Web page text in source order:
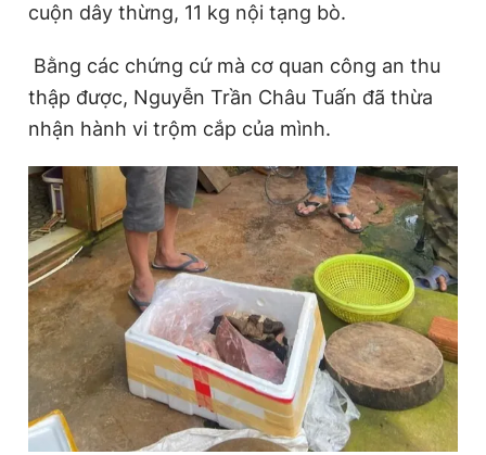
cuộn dây thừng, 11 kg nội tạng bò.
Bằng các chứng cứ mà cơ quan công an thu
thập được, Nguyễn Trần Châu Tuấn đã thừa
nhận hành vi trộm cắp của mình.